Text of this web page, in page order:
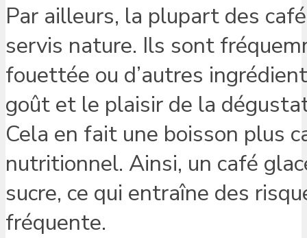
Par ailleurs, la plupart des
servis nature. Ils sont
fouettée ou d’autres
goût et le plaisir de la
Cela en fait une boisson plus
nutritionnel. Ainsi, un café
sucre, ce qui entraîne des
fréquente.